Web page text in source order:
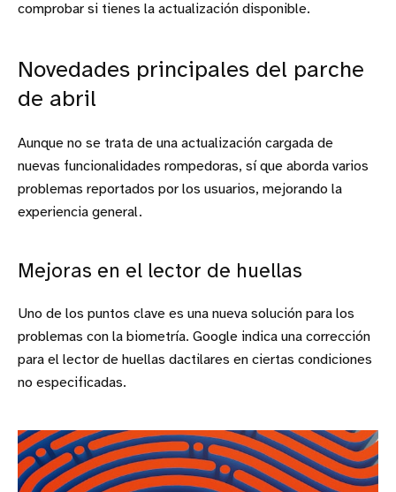
comprobar si tienes la actualización disponible.
Novedades principales del parche
de abril
Aunque no se trata de una actualización cargada de
nuevas funcionalidades rompedoras, sí que aborda varios
problemas reportados por los usuarios, mejorando la
experiencia general.
Mejoras en el lector de huellas
Uno de los puntos clave es una nueva solución para los
problemas con la biometría. Google indica una corrección
para el lector de huellas dactilares en ciertas condiciones
no especificadas.